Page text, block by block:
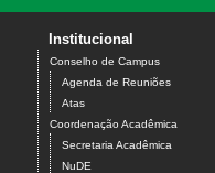
Institucional
Conselho de Campus
Agenda de Reuniões
Atas
Coordenação Acadêmica
Secretaria Acadêmica
NuDE